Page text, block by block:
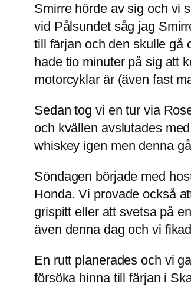
Smirre hörde av sig och vi
vid Pålsundet såg jag
till färjan och den skulle gå
hade tio minuter på sig att
motorcyklar är (även fast
Sedan tog vi en tur via
och kvällen avslutades
whiskey igen men denna
Söndagen började med
Honda. Vi provade också
grispitt eller att svetsa på
även denna dag och vi
En rutt planerades och vi
försöka hinna till färjan i